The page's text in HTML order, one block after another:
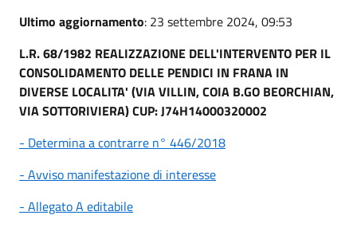
Ultimo aggiornamento: 23 settembre 2024, 09:53
L.R. 68/1982 REALIZZAZIONE DELL'INTERVENTO PER IL
CONSOLIDAMENTO DELLE PENDICI IN FRANA IN
DIVERSE LOCALITA' (VIA VILLIN, COIA B.GO BEORCHIAN,
VIA SOTTORIVIERA) CUP: J74H14000320002
- Determina a contrarre n° 446/2018
- Avviso manifestazione di interesse
- Allegato A editabile